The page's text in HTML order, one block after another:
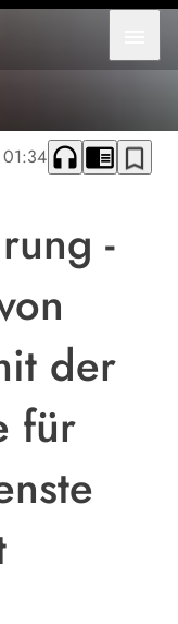
01:34 headphones chrome_reader_mode bookmark_border
-
der
für